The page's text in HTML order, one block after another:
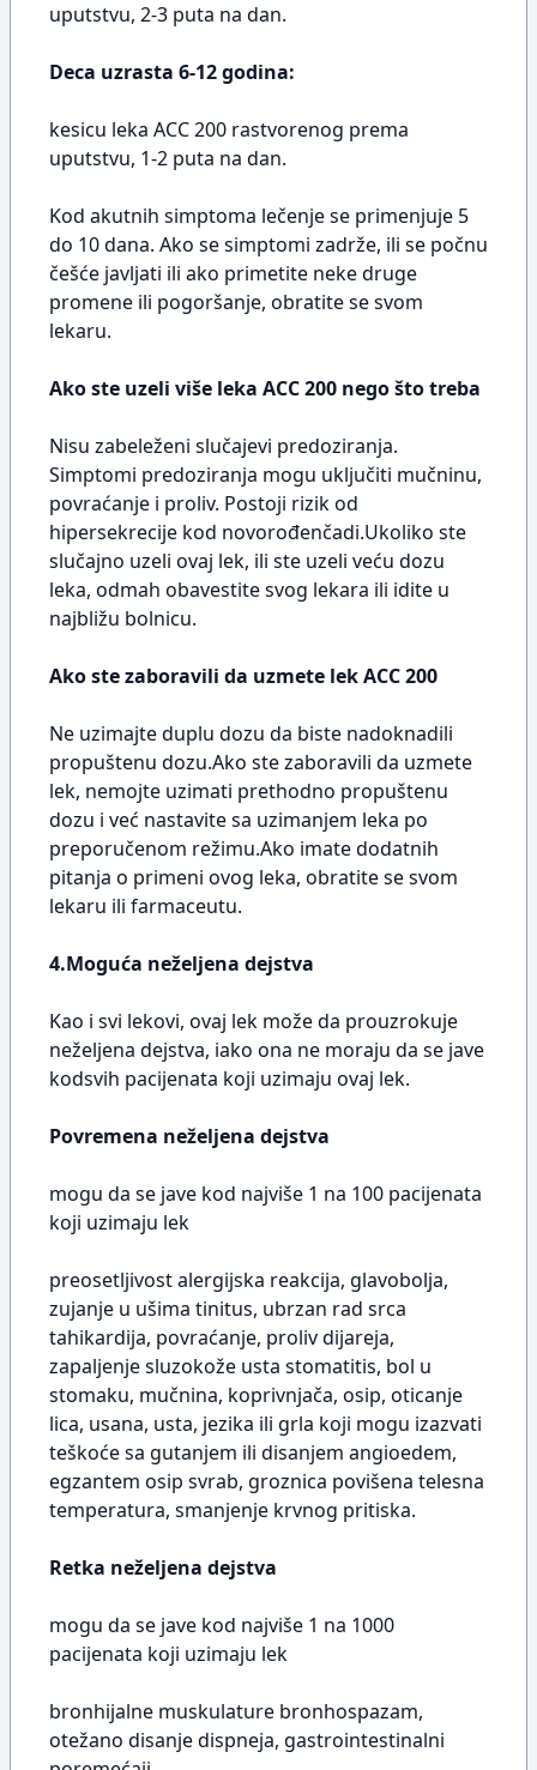
uputstvu, 2-3 puta na dan.
Deca uzrasta 6-12 godina:
kesicu leka ACC 200 rastvorenog prema
uputstvu, 1-2 puta na dan.
Kod akutnih simptoma lečenje se primenjuje 5
do 10 dana. Ako se simptomi zadrže, ili se počnu
češće javljati ili ako primetite neke druge
promene ili pogoršanje, obratite se svom
lekaru.
Ako ste uzeli više leka ACC 200 nego što treba
Nisu zabeleženi slučajevi predoziranja.
Simptomi predoziranja mogu uključiti mučninu,
povraćanje i proliv. Postoji rizik od
hipersekrecije kod novorođenčadi.Ukoliko ste
slučajno uzeli ovaj lek, ili ste uzeli veću dozu
leka, odmah obavestite svog lekara ili idite u
najbližu bolnicu.
Ako ste zaboravili da uzmete lek ACC 200
Ne uzimajte duplu dozu da biste nadoknadili
propuštenu dozu.Ako ste zaboravili da uzmete
lek, nemojte uzimati prethodno propuštenu
dozu i već nastavite sa uzimanjem leka po
preporučenom režimu.Ako imate dodatnih
pitanja o primeni ovog leka, obratite se svom
lekaru ili farmaceutu.
4.Moguća neželjena dejstva
Kao i svi lekovi, ovaj lek može da prouzrokuje
neželjena dejstva, iako ona ne moraju da se jave
kodsvih pacijenata koji uzimaju ovaj lek.
Povremena neželjena dejstva
mogu da se jave kod najviše 1 na 100 pacijenata
koji uzimaju lek
preosetljivost alergijska reakcija, glavobolja,
zujanje u ušima tinitus, ubrzan rad srca
tahikardija, povraćanje, proliv dijareja,
zapaljenje sluzokože usta stomatitis, bol u
stomaku, mučnina, koprivnjača, osip, oticanje
lica, usana, usta, jezika ili grla koji mogu izazvati
teškoće sa gutanjem ili disanjem angioedem,
egzantem osip svrab, groznica povišena telesna
temperatura, smanjenje krvnog pritiska.
Retka neželjena dejstva
mogu da se jave kod najviše 1 na 1000
pacijenata koji uzimaju lek
bronhijalne muskulature bronhospazam,
otežano disanje dispneja, gastrointestinalni